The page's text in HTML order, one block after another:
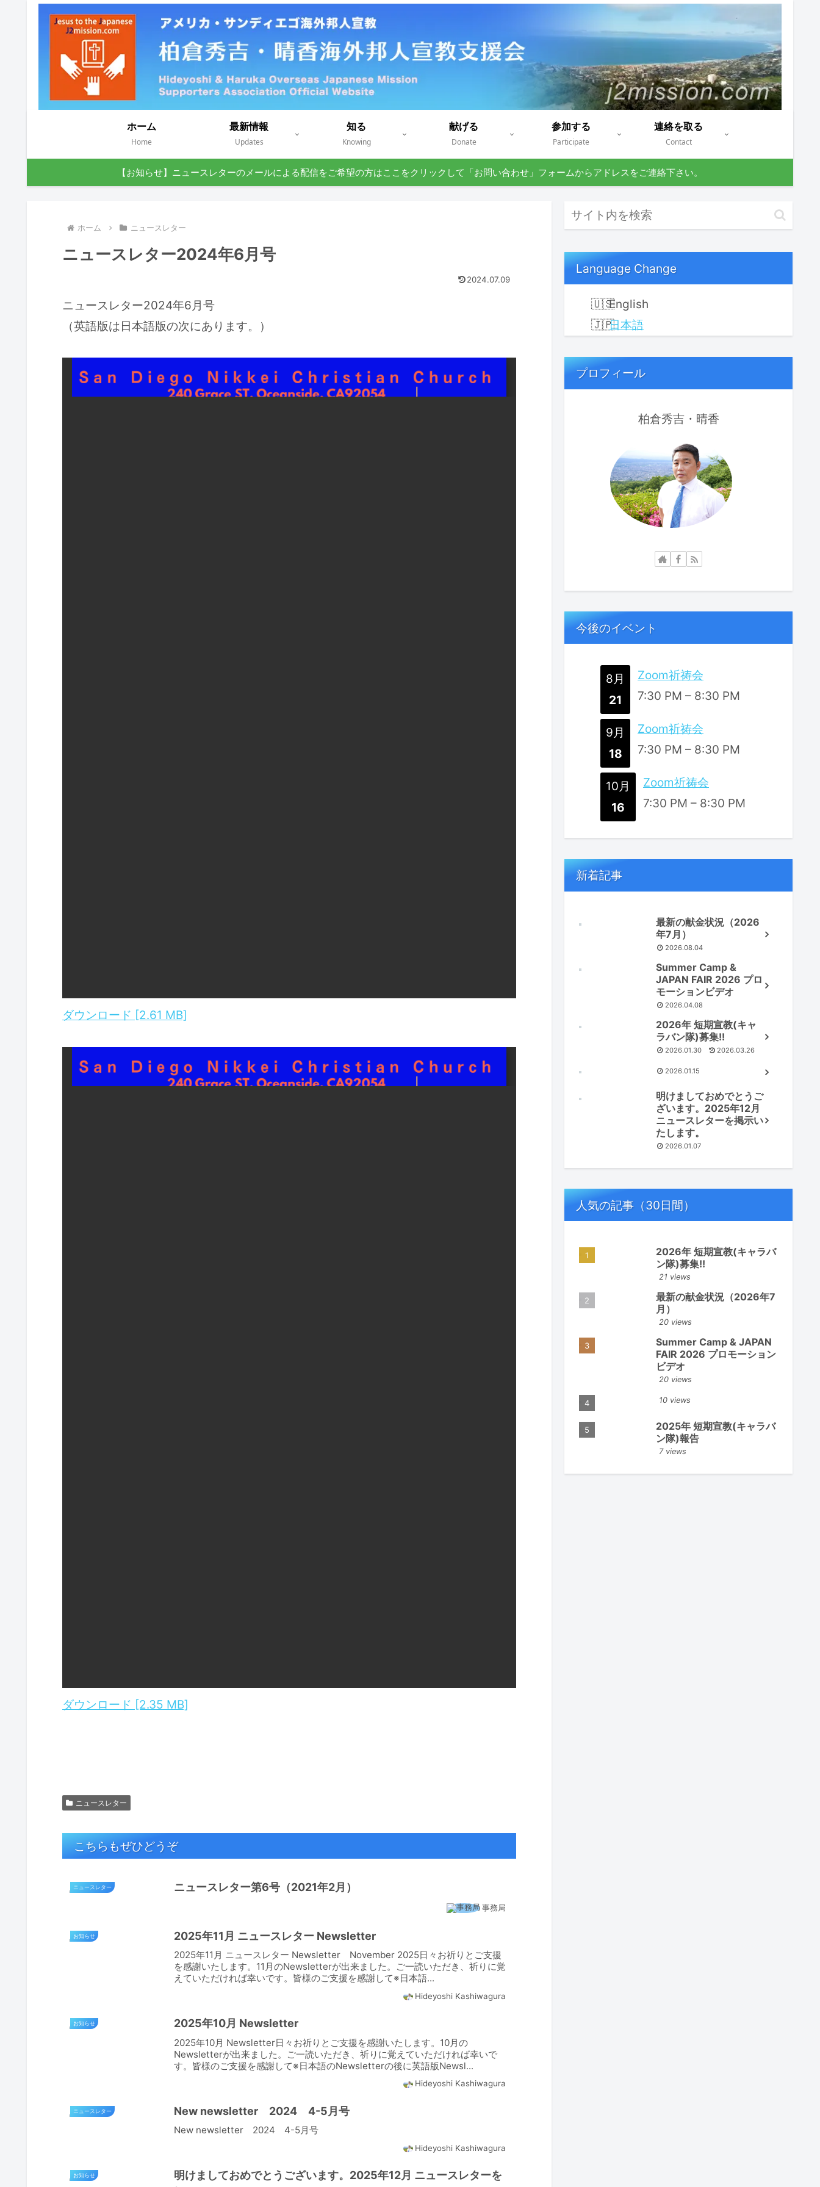
ホーム
Home
最新情報
Updates
知る
Knowing
献げる
Donate
参加する
Participate
連絡を取る
Contact
【お知らせ】ニュースレターのメールによる配信をご希望の方はここをクリックして「お問い合わせ」フォームからアドレスをご連絡下さい。
ホーム ニュースレター
ニュースレター2024年6月号
2024.07.09
ニュースレター2024年6月号
（英語版は日本語版の次にあります。）
ダウンロード [2.61 MB]
ダウンロード [2.35 MB]
ニュースレター
こちらもぜひどうぞ
ニュースレター ニュースレター第6号（2021年2月）
事務局
お知らせ 2025年11月 ニュースレター Newsletter
2025年11月 ニュースレター Newsletter November 2025日々お祈りとご支援
を感謝いたします。11月のNewsletterが出来ました。ご一読いただき、祈りに覚
えていただければ幸いです。皆様のご支援を感謝して※日本語...
Hideyoshi Kashiwagura
お知らせ 2025年10月 Newsletter
2025年10月 Newsletter日々お祈りとご支援を感謝いたします。10月の
Newsletterが出来ました。ご一読いただき、祈りに覚えていただければ幸いで
す。皆様のご支援を感謝して※日本語のNewsletterの後に英語版Newsl...
Hideyoshi Kashiwagura
ニュースレター New newsletter 2024 4-5月号
New newsletter 2024 4-5月号
Hideyoshi Kashiwagura
お知らせ
明けましておめでとうございます。2025年12月 ニュースレターを
Language Change
English
日本語
プロフィール
柏倉秀吉・晴香
今後のイベント
8月
21
Zoom祈祷会
7:30 PM – 8:30 PM
9月
18
Zoom祈祷会
7:30 PM – 8:30 PM
10月
16
Zoom祈祷会
7:30 PM – 8:30 PM
新着記事
最新の献金状況（2026
年7月）
2026.08.04
Summer Camp &
JAPAN FAIR 2026 プロ
モーションビデオ
2026.04.08
2026年 短期宣教(キャ
ラバン隊)募集!!
2026.01.30 2026.03.26
2026.01.15
明けましておめでとうご
ざいます。2025年12月
ニュースレターを掲示い
たします。
2026.01.07
人気の記事（30日間）
2026年 短期宣教(キャラバ
ン隊)募集!!
21 views
最新の献金状況（2026年7
月）
20 views
Summer Camp & JAPAN
FAIR 2026 プロモーション
ビデオ
20 views
10 views
2025年 短期宣教(キャラバ
ン隊)報告
7 views